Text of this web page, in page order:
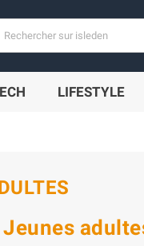
LIFESTYLE